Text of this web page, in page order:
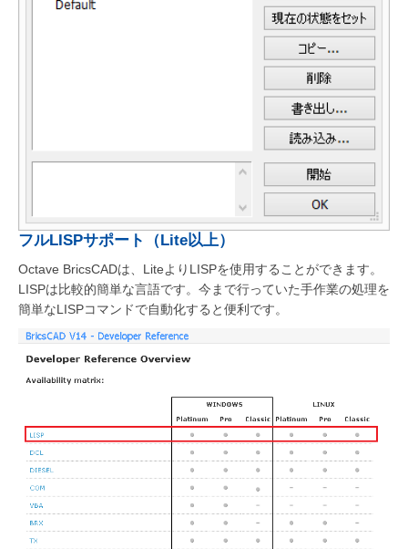
フルLISPサポート（Lite以上）
Octave BricsCADは、LiteよりLISPを使用することができます。
LISPは比較的簡単な言語です。今まで行っていた手作業の処理を
簡単なLISPコマンドで自動化すると便利です。